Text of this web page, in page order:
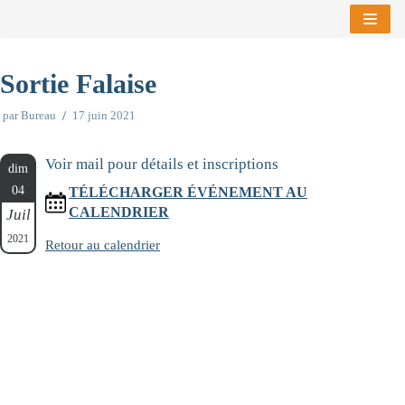
contenu
Sortie Falaise
parBureau 17 juin 2021
dim
04
Juil
2021
Voir mail pour détails et inscriptions
TÉLÉCHARGER ÉVÉNEMENT AU
CALENDRIER
Retour au calendrier